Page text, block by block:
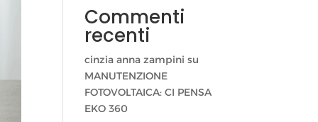
Commenti
recenti
cinzia anna zampini su
MANUTENZIONE
FOTOVOLTAICA: CI PENSA
EKO 360